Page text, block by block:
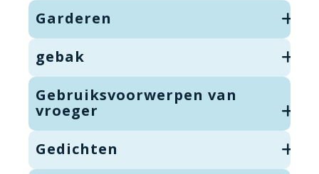
Garderen
gebak
Gebruiksvoorwerpen van
vroeger
Gedichten